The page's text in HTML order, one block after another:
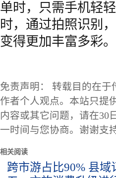
单时，只需手机轻
时，通过拍照识别
变得更加丰富多彩。
免责声明： 转载目的在
作者个人观点。本站只提
内容或其它问题，请在30
一时间与您协商。谢谢支持
相关阅读
跨市游占比90% 县